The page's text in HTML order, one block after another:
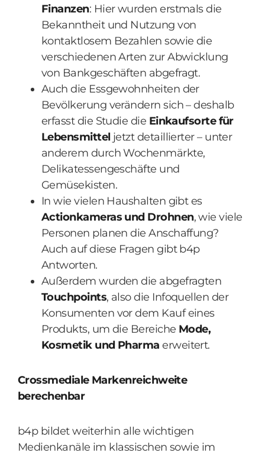
Finanzen: Hier wurden erstmals die
Bekanntheit und Nutzung von
kontaktlosem Bezahlen sowie die
verschiedenen Arten zur Abwicklung
von Bankgeschäften abgefragt.
Auch die Essgewohnheiten der
Bevölkerung verändern sich – deshalb
erfasst die Studie die Einkaufsorte für
Lebensmittel jetzt detaillierter – unter
anderem durch Wochenmärkte,
Delikatessengeschäfte und
Gemüsekisten.
In wie vielen Haushalten gibt es
Actionkameras und Drohnen, wie viele
Personen planen die Anschaffung?
Auch auf diese Fragen gibt b4p
Antworten.
Außerdem wurden die abgefragten
Touchpoints, also die Infoquellen der
Konsumenten vor dem Kauf eines
Produkts, um die Bereiche Mode,
Kosmetik und Pharmaerweitert.
Crossmediale Markenreichweite
berechenbar
b4p bildet weiterhin alle wichtigen
Medienkanäle im klassischen sowie im